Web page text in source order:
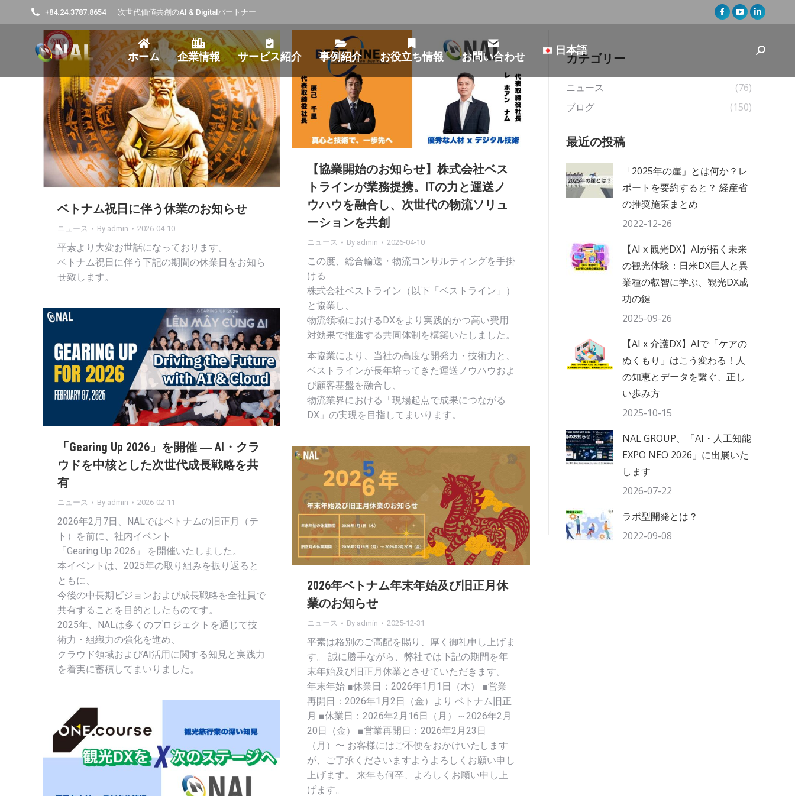
+84.24.3787.8654 次世代価値共創のAI & Digitalパートナー
Facebook
new
window
YouTube
opens
new
window
Linkedin
opens
new
ホーム 企業情報 サービス紹介 事例紹介 お役立ち情報 お問い合わせ 日本語 Search:
ベトナム祝日に伴う休業のお知らせ
ニュース By admin 2026-04-10
平素より大変お世話になっております。
ベトナム祝日に伴う下記の期間の休業日をお知ら
せ致します。
【協業開始のお知らせ】株式会社ベス
トラインが業務提携。ITの力と運送ノ
ウハウを融合し、次世代の物流ソリュ
ーションを共創
ニュース By admin 2026-04-10
この度、総合輸送・物流コンサルティングを手掛
ける
株式会社ベストライン（以下「ベストライン」）
と協業し、
物流領域におけるDXをより実践的かつ高い費用
対効果で推進する共同体制を構築いたしました。
本協業により、当社の高度な開発力・技術力と、
ベストラインが長年培ってきた運送ノウハウおよ
び顧客基盤を融合し、
物流業界における「現場起点で成果につながる
DX」の実現を目指してまいります。
「Gearing Up 2026」を開催 ― AI・クラ
ウドを中核とした次世代成長戦略を共
有
ニュース By admin 2026-02-11
2026年2月7日、NALではベトナムの旧正月（テ
ト）を前に、社内イベント
「Gearing Up 2026」 を開催いたしました。
本イベントは、2025年の取り組みを振り返ると
ともに、
今後の中長期ビジョンおよび成長戦略を全社員で
共有することを目的としたものです。
2025年、NALは多くのプロジェクトを通じて技
術力・組織力の強化を進め、
クラウド領域およびAI活用に関する知見と実践力
を着実に蓄積してまいりました。
2026年ベトナム年末年始及び旧正月休
業のお知らせ
ニュース By admin 2025-12-31
平素は格別のご高配を賜り、厚く御礼申し上げま
す。 誠に勝手ながら、弊社では下記の期間を年
末年始及び旧正月休業とさせていただきます。
年末年始 ■休業日：2026年1月1日（木） ■営業
再開日：2026年1月2日（金）より ベトナム旧正
月 ■休業日：2026年2月16日（月）～2026年2月
20日（金） ■営業再開日：2026年2月23日
（月）〜 お客様にはご不便をおかけいたします
が、ご了承くださいますようよろしくお願い申し
上げます。 来年も何卒、よろしくお願い申し上
げます。
カテゴリー
ニュース
(76)
ブログ
(150)
最近の投稿
「2025年の崖」とは何か？レ
ポートを要約すると？ 経産省
の推奨施策まとめ
2022-12-26
【AI x 観光DX】AIが拓く未来
の観光体験：日米DX巨人と異
業種の叡智に学ぶ、観光DX成
功の鍵
2025-09-26
【AI x 介護DX】AIで「ケアの
ぬくもり」はこう変わる！人
の知恵とデータを繋ぐ、正し
い歩み方
2025-10-15
NAL GROUP、「AI・人工知能
EXPO NEO 2026」に出展いた
します
2026-07-22
ラボ型開発とは？
2022-09-08